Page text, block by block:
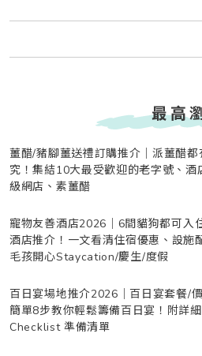
最高
薑醋/豬腳薑送禮訂購推介｜派薑醋都
究！集結10大最受歡迎的老字號、酒
級網店、素薑醋
寵物友善酒店2026｜6間貓狗都可入
酒店推介！一文看清住宿優惠、設施
毛孩開心Staycation/慶生/度假
百日宴場地推介2026｜百日宴套餐/
簡單8步教你輕鬆籌備百日宴！附詳
Checklist 準備清單